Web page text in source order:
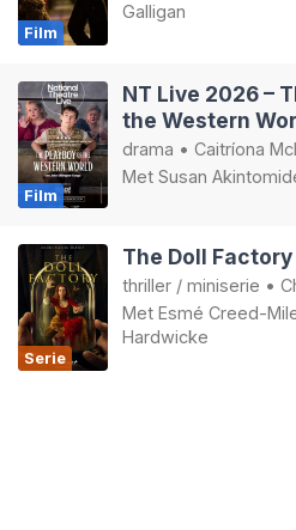
Film
Galligan
Film
NT Live 2026 –
the Western
drama • Caitríona
Met Susan
Serie
The Doll
thriller / miniserie •
Met Esmé Creed-
Hardwicke